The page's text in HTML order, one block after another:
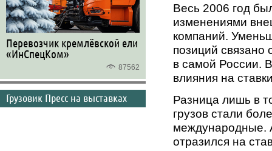
Перевозчик кремлёвской ели
«ИнСпецКом»
87562
Грузовик Пресс на выставках
Весь 2006 год
изменениями
компаний.
позиций связано
в самой России.
влияния на
Разница лишь в
грузов стали
международные.
отразился на